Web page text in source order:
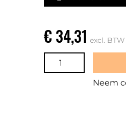
€ 34,31 excl. BTW
Neem